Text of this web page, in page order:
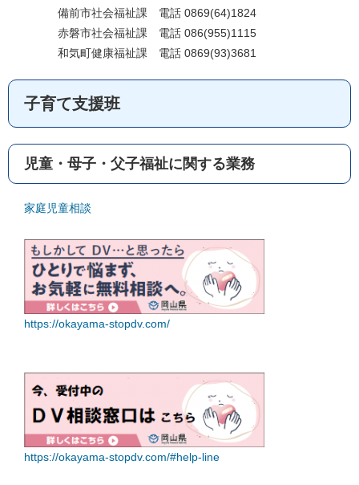
備前市社会福祉課 電話 0869(64)1824
赤磐市社会福祉課 電話 086(955)1115
和気町健康福祉課 電話 0869(93)3681
子育て支援班
児童・母子・父子福祉に関する業務
家庭児童相談
https://okayama-stopdv.com/
https://okayama-stopdv.com/#help-line